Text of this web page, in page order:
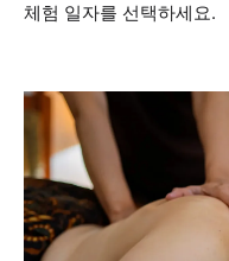
체험 일자를 선택하세요.